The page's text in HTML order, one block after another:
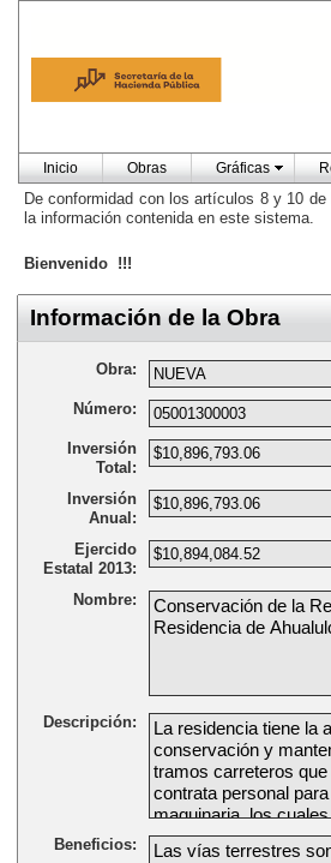
Inicio Obras Gráficas
De conformidad con los artículos 8 y 10
la información contenida en este sistema.
Bienvenido !!!
Información de la Obra
Obra:
Número:
Inversión
Total:
Inversión
Anual:
Ejercido
Estatal 2013:
Nombre:
Descripción:
Beneficios: